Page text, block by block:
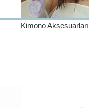
Kimono Aksesuarları